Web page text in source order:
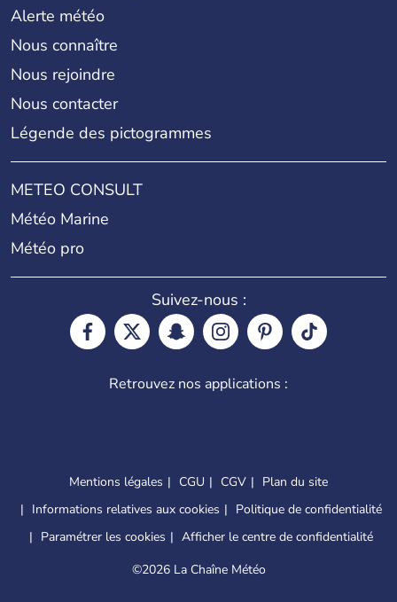
Alerte météo
Nous connaître
Nous rejoindre
Nous contacter
Légende des pictogrammes
METEO CONSULT
Météo Marine
Météo pro
Suivez-nous :
Retrouvez nos applications :
Mentions légales CGU CGV
Plan du site
Informations relatives aux cookies
Politique de confidentialité
Paramétrer les cookies
Afficher le centre de confidentialité
©2026 La Chaîne Météo